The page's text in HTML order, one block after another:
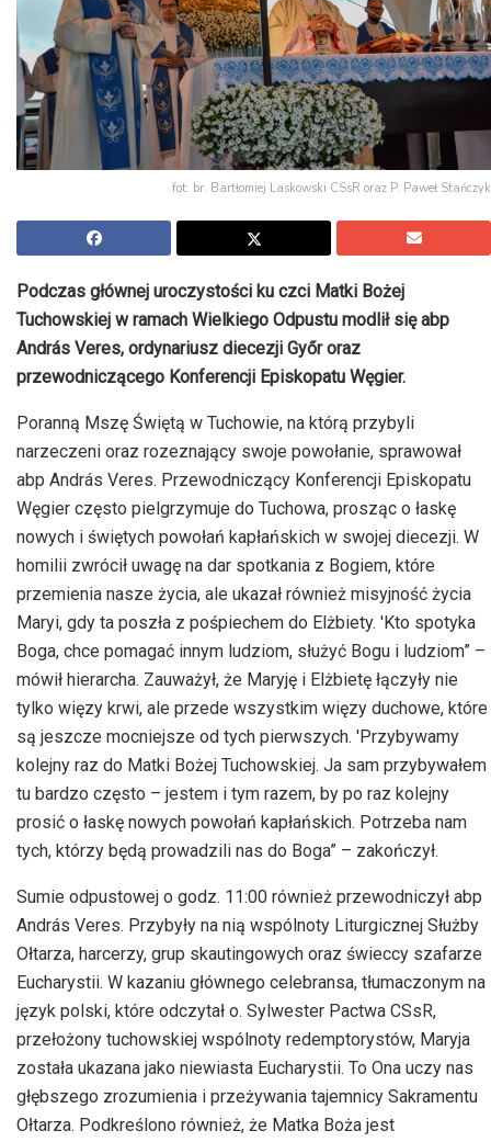
fot. br. Bartłomiej Laskowski CSsR oraz P. Paweł Stańczyk
Podczas głównej uroczystości ku czci Matki Bożej
Tuchowskiej w ramach Wielkiego Odpustu modlił się abp
András Veres, ordynariusz diecezji Győr oraz
przewodniczącego Konferencji Episkopatu Węgier.
Poranną Mszę Świętą w Tuchowie, na którą przybyli
narzeczeni oraz rozeznający swoje powołanie, sprawował
abp András Veres. Przewodniczący Konferencji Episkopatu
Węgier często pielgrzymuje do Tuchowa, prosząc o łaskę
nowych i świętych powołań kapłańskich w swojej diecezji. W
homilii zwrócił uwagę na dar spotkania z Bogiem, które
przemienia nasze życia, ale ukazał również misyjność życia
Maryi, gdy ta poszła z pośpiechem do Elżbiety. 'Kto spotyka
Boga, chce pomagać innym ludziom, służyć Bogu i ludziom” –
mówił hierarcha. Zauważył, że Maryję i Elżbietę łączyły nie
tylko więzy krwi, ale przede wszystkim więzy duchowe, które
są jeszcze mocniejsze od tych pierwszych. 'Przybywamy
kolejny raz do Matki Bożej Tuchowskiej. Ja sam przybywałem
tu bardzo często – jestem i tym razem, by po raz kolejny
prosić o łaskę nowych powołań kapłańskich. Potrzeba nam
tych, którzy będą prowadzili nas do Boga” – zakończył.
Sumie odpustowej o godz. 11:00 również przewodniczył abp
András Veres. Przybyły na nią wspólnoty Liturgicznej Służby
Ołtarza, harcerzy, grup skautingowych oraz świeccy szafarze
Eucharystii. W kazaniu głównego celebransa, tłumaczonym na
język polski, które odczytał o. Sylwester Pactwa CSsR,
przełożony tuchowskiej wspólnoty redemptorystów, Maryja
została ukazana jako niewiasta Eucharystii. To Ona uczy nas
głębszego zrozumienia i przeżywania tajemnicy Sakramentu
Ołtarza. Podkreślono również, że Matka Boża jest